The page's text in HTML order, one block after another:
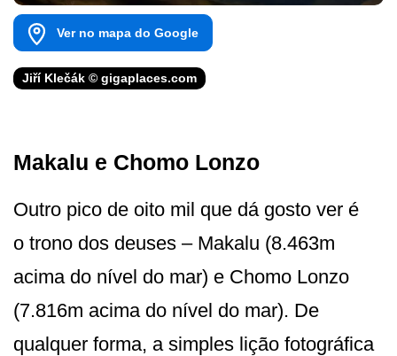
Ver no mapa do Google
Jiří Klečák © gigaplaces.com
Makalu e Chomo Lonzo
Outro pico de oito mil que dá gosto ver é
o trono dos deuses – Makalu (8.463m
acima do nível do mar) e Chomo Lonzo
(7.816m acima do nível do mar). De
qualquer forma, a simples lição fotográfica